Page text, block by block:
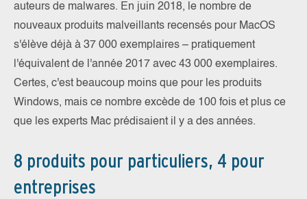
auteurs de malwares. En juin 2018, le nombre de
nouveaux produits malveillants recensés pour MacOS
s'élève déjà à 37 000 exemplaires – pratiquement
l'équivalent de l'année 2017 avec 43 000 exemplaires.
Certes, c'est beaucoup moins que pour les produits
Windows, mais ce nombre excède de 100 fois et plus ce
que les experts Mac prédisaient il y a des années.
8 produits pour particuliers, 4 pour
entreprises